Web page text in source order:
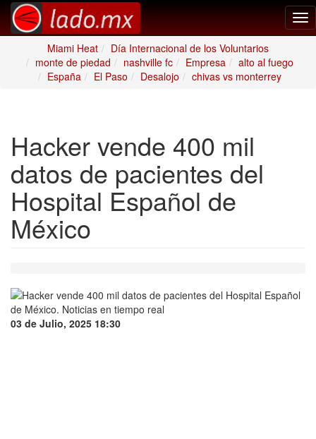
Miami Heat
Día Internacional de los Voluntarios
monte de piedad
nashville fc Empresa
alto al fuego
España
El Paso Desalojo chivas vs monterrey
Hacker vende 400 mil
datos de pacientes del
Hospital Español de
México
03 de Julio, 2025 18:30